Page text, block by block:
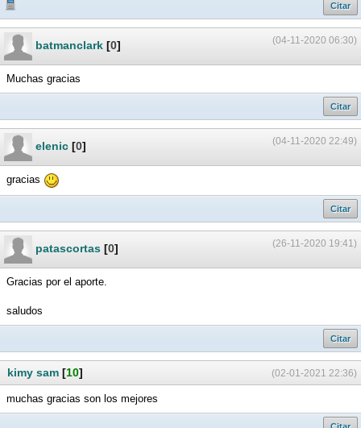
Citar
(04-11-2020 06:30)
batmanclark [0]
Muchas gracias
Citar
(04-11-2020 22:49)
elenic [0]
gracias
Citar
(26-11-2020 19:41)
patascortas [0]
Gracias por el aporte.
saludos
Citar
(02-01-2021 22:36)
kimy sam [10]
muchas gracias son los mejores